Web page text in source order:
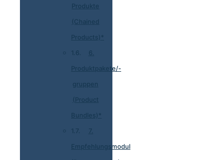
Produkte
(Chained
Products)*
6.
Produktpakete/-
gruppen
(Product
Bundles)*
7.
Empfehlungsmodul